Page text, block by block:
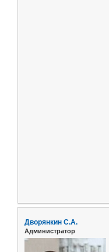
Дворянкин С.А.
Администратор